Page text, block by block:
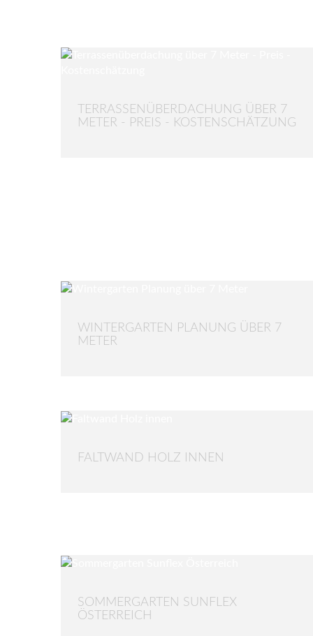
TERRASSENÜBERDACHUNG ÜBER 7
METER - PREIS - KOSTENSCHÄTZUNG
WINTERGARTEN PLANUNG ÜBER 7
METER
FALTWAND HOLZ INNEN
SOMMERGARTEN SUNFLEX
ÖSTERREICH